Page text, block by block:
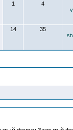
1 4
14 35